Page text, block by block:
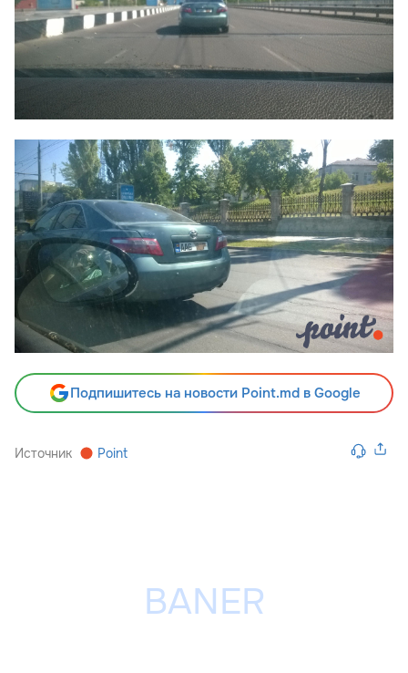
Подпишитесь на новости Point.md в Google
Источник Point